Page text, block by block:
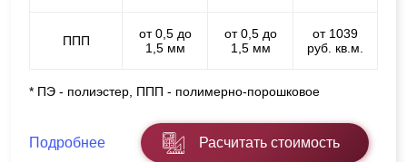
ППП
от 0,5 до
1,5 мм
от 0,5 до
1,5 мм
от 1039
руб. кв.м.
* ПЭ - полиэстер, ППП - полимерно-порошковое
Подробнее Расчитать стоимость